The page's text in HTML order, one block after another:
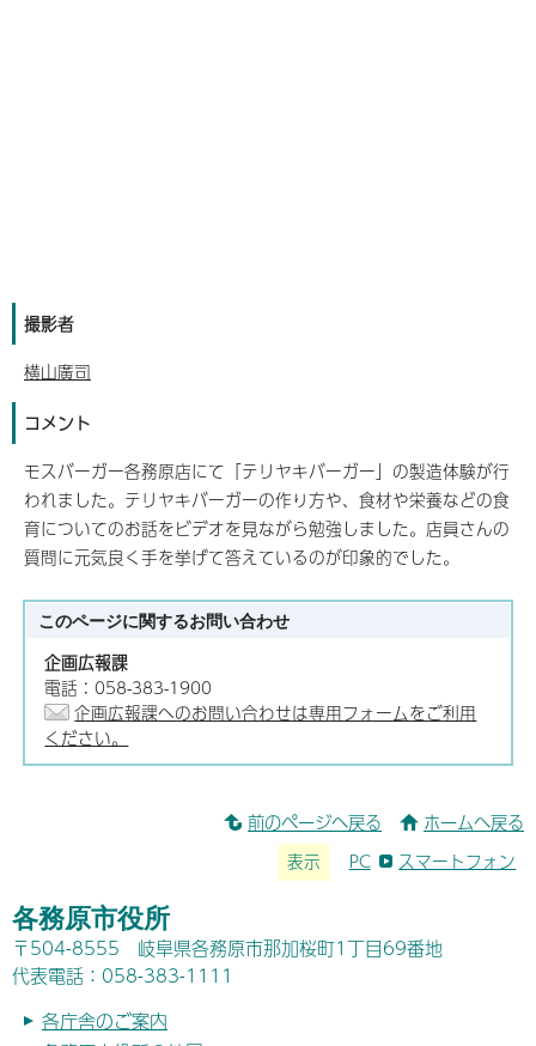
撮影者
横山廣司
コメント
モスバーガー各務原店にて「テリヤキバーガー」の製造体験が行
われました。テリヤキバーガーの作り方や、食材や栄養などの食
育についてのお話をビデオを見ながら勉強しました。店員さんの
質問に元気良く手を挙げて答えているのが印象的でした。
このページに関するお問い合わせ
企画広報課
電話：058-383-1900
企画広報課へのお問い合わせは専用フォームをご利用
ください。
前のページへ戻る ホームへ戻る
表示 PC スマートフォン
各務原市役所
〒504-8555 岐阜県各務原市那加桜町1丁目69番地
代表電話：058-383-1111
各庁舎のご案内